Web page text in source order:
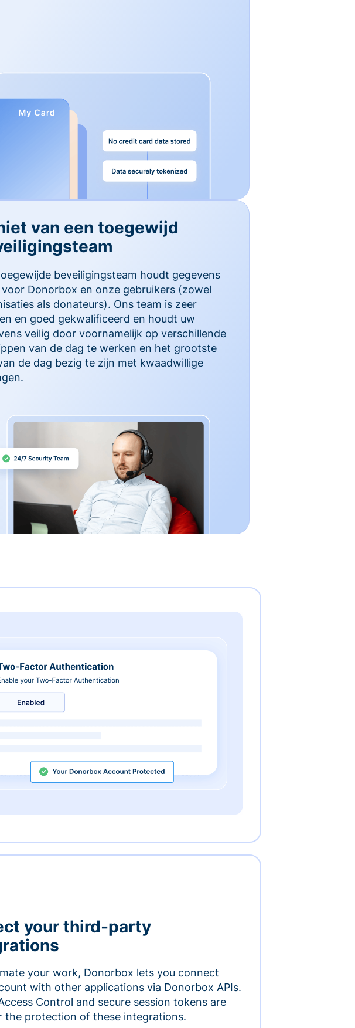
van een toegewijd
beveiligingsteam houdt gegevens
Donorbox en onze gebruikers (zowel
als donateurs). Ons team is zeer
en goed gekwalificeerd en houdt uw
veilig door voornamelijk op verschillende
van de dag te werken en het grootste
de dag bezig te zijn met kwaadwillige
your third-party
your work, Donorbox lets you connect
with other applications via Donorbox APIs.
Control and secure session tokens are
the protection of these integrations.